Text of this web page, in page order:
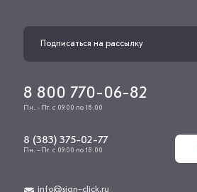
8 800 770-06-82
Пн. - Пт. с 09.00 по 18.00
8 (383) 375-02-77
Пн. - Пт. с 09.00 по 18.00
info@sign-click.ru